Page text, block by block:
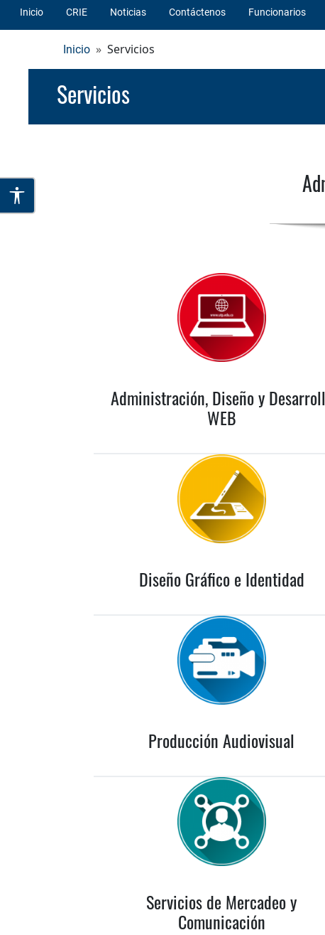
Inicio CRIE Noticias Contáctenos Funcionarios
Inicio Servicios
Servicios
Administración, Diseño y
WEB
Diseño Gráfico e Identidad
Producción Audiovisual
Servicios de Mercadeo y
Comunicación